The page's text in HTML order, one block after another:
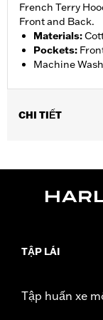
French Terry
Front and Back.
Materials:
Pockets:
Machine
CHI TIẾT
Material:Cotton
TẬP LÁI
Tập huấn xe